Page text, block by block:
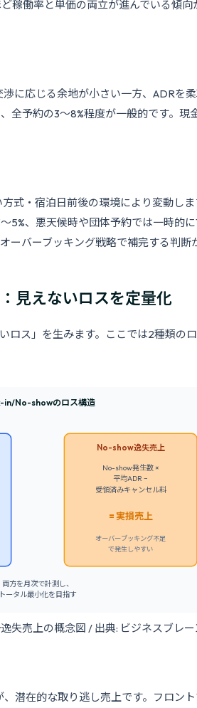
稼働率と単価の両立が進んでいる傾向
に応じる余地が小さい一方、ADRを
全予約の3〜8%程度が一般的です。現
式・宿泊日前後の環境により変動し
5%、悪天候時や団体予約では一時的
ーバーブッキング戦略で補完する判断
見えないロスを定量化
ロス」を生みます。ここでは2種類の
in/No-showのロス構造
No-show逸失売上
No-show発生数 ×
平均ADR −
受領済みキャンセル料
= 実損売上
オーバーブッキング不足
で発生しやすい
両方を月次で計測し、
トータル最小化を目指す
失売上の概念図 / 出典: ビジネスブレ
潜在的な取り逃し売上です。フロン